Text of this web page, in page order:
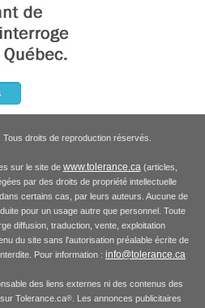
droits de reproduction réservés.
sur le site de www.tolerance.ca(articles,
par des droits de propriété intellectuelle
certains cas, par leurs auteurs. Aucune de
pour un usage autre que personnel. Toute
diffusion, traduction, vente, exploitation
du site sans l'autorisation préalable écrite de
Pour information : info@tolerance.ca
des liens externes ni des contenus des
Tolerance.ca®. Les annonces publicitaires